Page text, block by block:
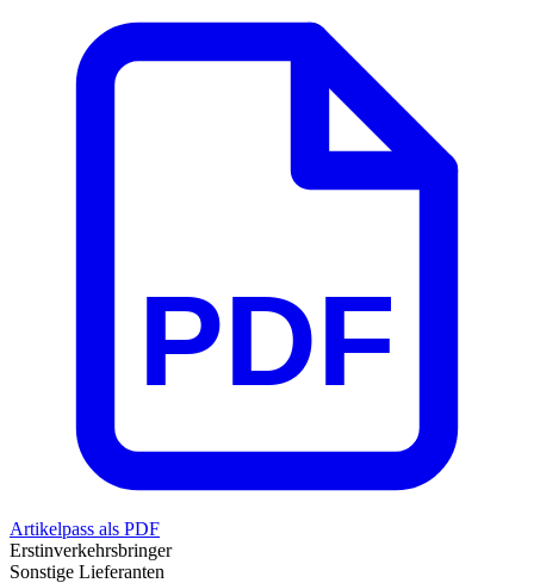
PDF
Artikelpass als PDF
Erstinverkehrsbringer
Sonstige Lieferanten